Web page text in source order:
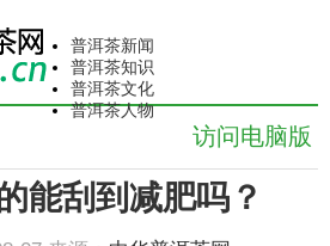
普洱茶新闻
普洱茶知识
普洱茶文化
普洱茶人物
访问电脑版
能刮到减肥吗？